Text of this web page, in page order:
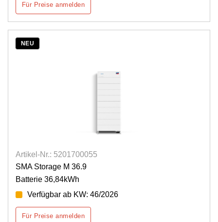
Für Preise anmelden
NEU
Artikel-Nr.: 5201700055
SMA Storage M 36.9
Batterie 36,84kWh
Verfügbar ab KW: 46/2026
Für Preise anmelden